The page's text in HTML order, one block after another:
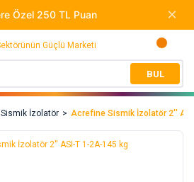
BUL
Sismik İzolatör Acrefine Sismik İzolatör 2''